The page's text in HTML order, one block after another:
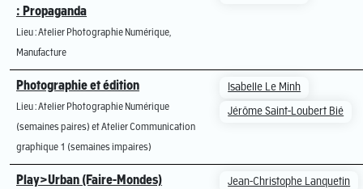
: Propaganda
Lieu : Atelier Photographie Numérique,
Manufacture
Photographie et édition
Lieu : Atelier Photographie Numérique
(semaines paires) et Atelier Communication
graphique 1 (semaines impaires)
Isabelle Le Minh
Jérôme Saint-Loubert Bié
Play>Urban (Faire-Mondes) Jean-Christophe Lanquetin